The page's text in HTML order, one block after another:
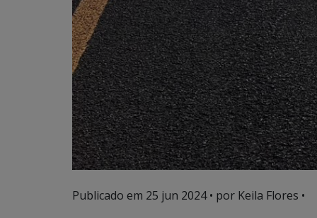
Publicado em 25 jun 2024• por Keila Flores •